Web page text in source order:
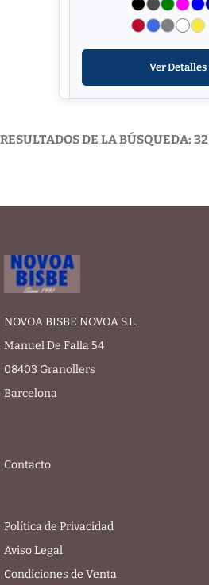
Ver Detalles
RESULTADOS DE LA BÚSQUEDA: 32
NOVOA BISBE NOVOA S.L.
Manuel De Falla 54
08403 Granollers
Barcelona
Contacto
Política de Privacidad
Aviso Legal
Condiciones de Venta